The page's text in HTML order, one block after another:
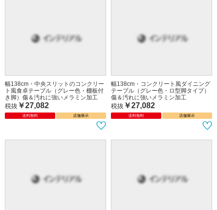
幅138cm・中央スリットのコンクリー
ト風食卓テーブル（グレー色・棚板付
き脚）傷＆汚れに強いメラミン加工
税抜 ￥27,082
送料無料 店舗展示
幅138cm・コンクリート風ダイニング
テーブル（グレー色・ロ型脚タイプ）
傷＆汚れに強いメラミン加工
税抜 ￥27,082
送料無料 店舗展示